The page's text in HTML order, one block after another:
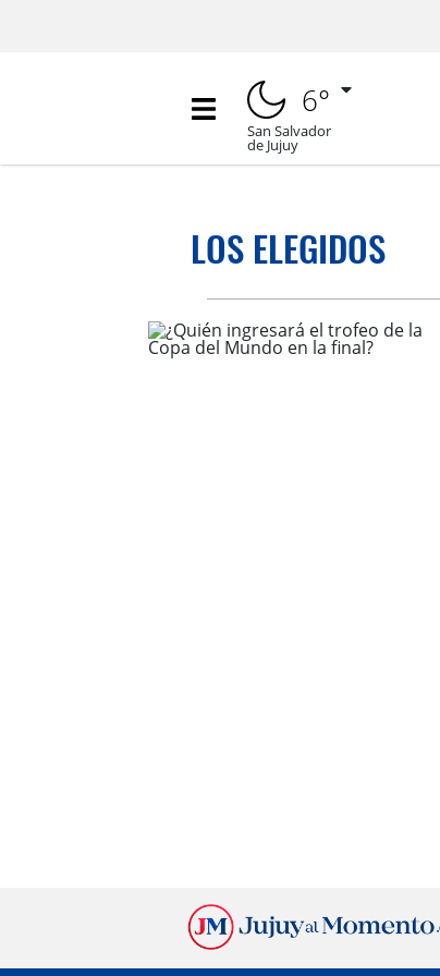
6°
San Salvador
de Jujuy
LOS ELEGIDOS